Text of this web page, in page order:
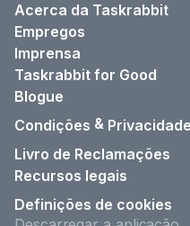
Acerca da Taskrabbit
Empregos
Imprensa
Taskrabbit for Good
Blogue
Condições & Privacidade
Livro de Reclamações
Recursos legais
Definições de cookies